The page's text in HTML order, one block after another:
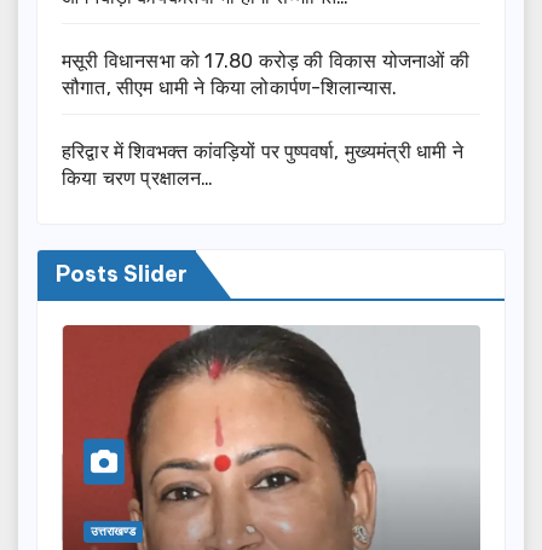
मसूरी विधानसभा को 17.80 करोड़ की विकास योजनाओं की
सौगात, सीएम धामी ने किया लोकार्पण-शिलान्यास.
हरिद्वार में शिवभक्त कांवड़ियों पर पुष्पवर्षा, मुख्यमंत्री धामी ने
किया चरण प्रक्षालन…
Posts Slider
उत्तराखण्ड